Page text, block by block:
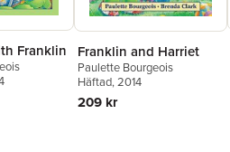
Franklin Franklin and Harriet
Paulette Bourgeois
Häftad, 2014
209 kr